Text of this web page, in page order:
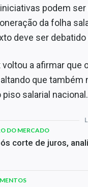
podem
da folha
deve ser
a afirmar que
que também
salarial nacional.
DO MERCADO
corte de juros,